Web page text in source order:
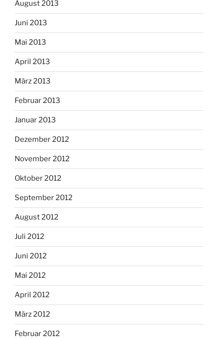
August 2013
Juni 2013
Mai 2013
April 2013
März 2013
Februar 2013
Januar 2013
Dezember 2012
November 2012
Oktober 2012
September 2012
August 2012
Juli 2012
Juni 2012
Mai 2012
April 2012
März 2012
Februar 2012